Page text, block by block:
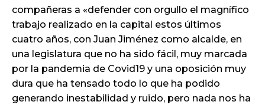
compañeras a «defender con orgullo el magnífico
trabajo realizado en la capital estos últimos
cuatro años, con Juan Jiménez como alcalde, en
una legislatura que no ha sido fácil, muy marcada
por la pandemia de Covid19 y una oposición muy
dura que ha tensado todo lo que ha podido
generando inestabilidad y ruido, pero nada nos ha